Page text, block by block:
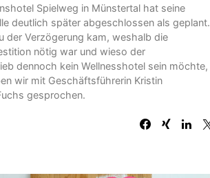
Spielweg in Münstertal hat seine
deutlich später abgeschlossen als geplant.
der Verzögerung kam, weshalb die
nötig war und wieso der
dennoch kein Wellnesshotel sein möchte,
wir mit Geschäfts­führerin Kristin
gesprochen.